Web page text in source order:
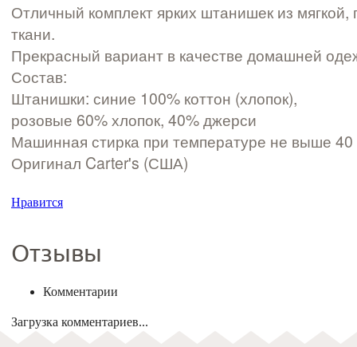
Отличный комплект ярких штанишек из
ткани.
Прекрасный вариант в качестве домашней
Состав:
Штанишки: синие 100% коттон (хлопок),
розовые 60% хлопок, 40% джерси
Машинная стирка при температуре не выше 40
Оригинал Carter's (США)
Нравится
Отзывы
Комментарии
Загрузка комментариев...